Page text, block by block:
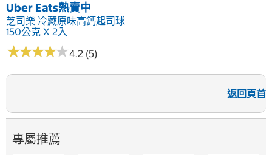
Uber Eats熱賣中
芝司樂 冷藏原味高鈣起司球
150公克 X 2入
★★★★★
★★★★★4.2 (5)
返回頁首
專屬推薦